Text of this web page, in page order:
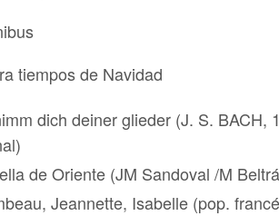
tiempos de Navidad
dich deiner glieder (J. S. BACH,
de Oriente (JM Sandoval /M
Jeannette, Isabelle (pop.